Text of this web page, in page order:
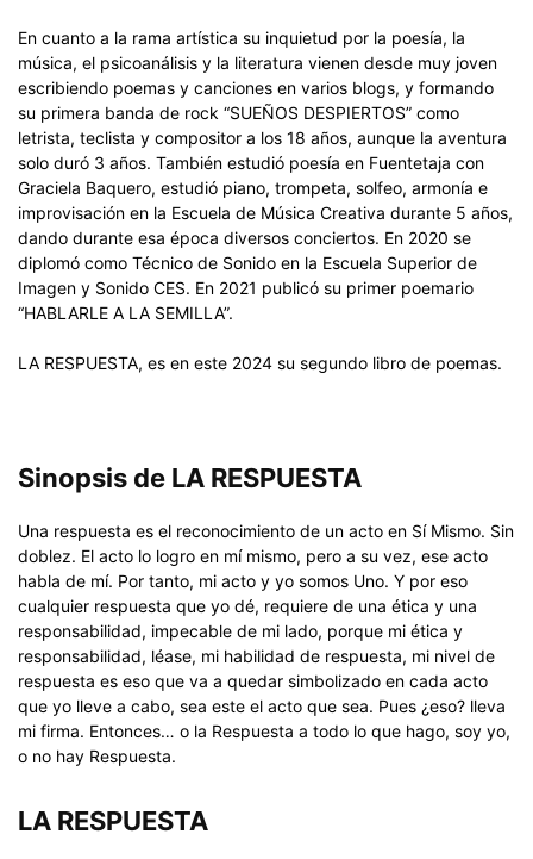
En cuanto a la rama artística su inquietud por la poesía, la
música, el psicoanálisis y la literatura vienen desde muy joven
escribiendo poemas y canciones en varios blogs, y formando
su primera banda de rock “SUEÑOS DESPIERTOS” como
letrista, teclista y compositor a los 18 años, aunque la aventura
solo duró 3 años. También estudió poesía en Fuentetaja con
Graciela Baquero, estudió piano, trompeta, solfeo, armonía e
improvisación en la Escuela de Música Creativa durante 5 años,
dando durante esa época diversos conciertos. En 2020 se
diplomó como Técnico de Sonido en la Escuela Superior de
Imagen y Sonido CES. En 2021 publicó su primer poemario
“HABLARLE A LA SEMILLA”.
LA RESPUESTA, es en este 2024 su segundo libro de poemas.
Sinopsis de LA RESPUESTA
Una respuesta es el reconocimiento de un acto en Sí Mismo. Sin
doblez. El acto lo logro en mí mismo, pero a su vez, ese acto
habla de mí. Por tanto, mi acto y yo somos Uno. Y por eso
cualquier respuesta que yo dé, requiere de una ética y una
responsabilidad, impecable de mi lado, porque mi ética y
responsabilidad, léase, mi habilidad de respuesta, mi nivel de
respuesta es eso que va a quedar simbolizado en cada acto
que yo lleve a cabo, sea este el acto que sea. Pues ¿eso? lleva
mi firma. Entonces… o la Respuesta a todo lo que hago, soy yo,
o no hay Respuesta.
LA RESPUESTA